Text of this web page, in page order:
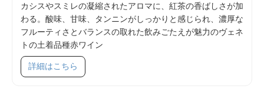
カシスやスミレの凝縮されたアロマに、紅茶の香ばしさが加
わる。酸味、甘味、タンニンがしっかりと感じられ、濃厚な
フルーティさとバランスの取れた飲みごたえが魅力のヴェネ
トの土着品種赤ワイン
詳細はこちら SKU 53002